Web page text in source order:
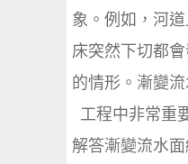
象。例如，河
床突然下切都
的情形。漸變
工程中非常重
解答漸變流水